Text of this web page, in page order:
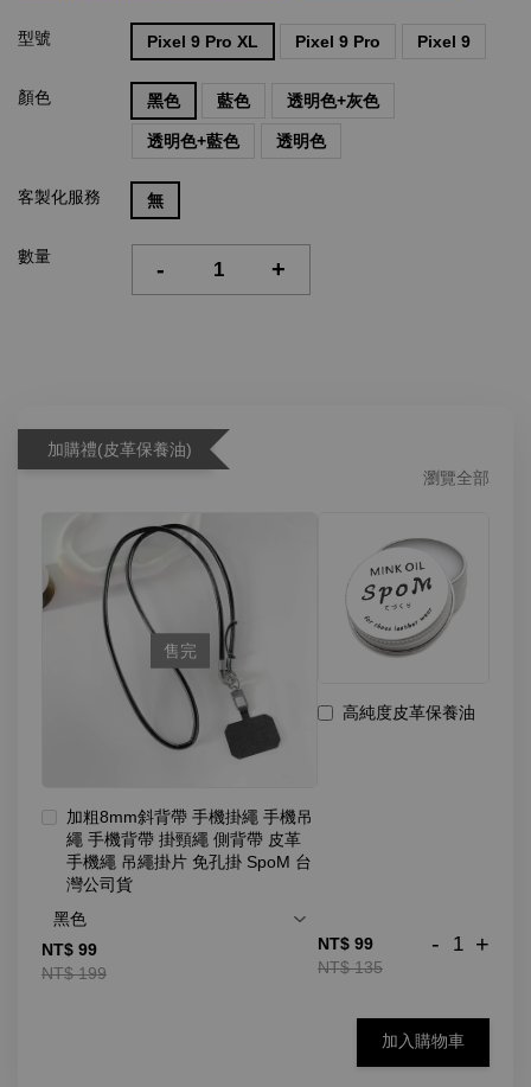
型號 Pixel 9 Pro XL Pixel 9 Pro Pixel 9
顏色 黑色 藍色 透明色+灰色
透明色+藍色 透明色
客製化服務 無
數量 - +
加購禮(皮革保養油)
瀏覽全部
售完
加粗8mm斜背帶 手機掛繩 手機吊
繩 手機背帶 掛頸繩 側背帶 皮革
手機繩 吊繩掛片 免孔掛 SpoM 台
灣公司貨
NT$ 99
NT$ 199
高純度皮革保養油
NT$ 99
NT$ 135
- +
加入購物車